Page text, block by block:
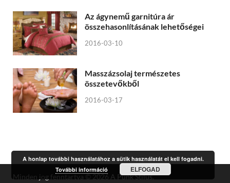
Az ágynemű garnitúra ár
összehasonlításának lehetőségei
2016-03-10
Masszázsolaj természetes
összetevőkből
2016-03-17
Minden jog fenntartva © 2026 A Punk Stílus.
A honlap további használatához a sütik használatát el kell fogadni.
További információ
ELFOGAD